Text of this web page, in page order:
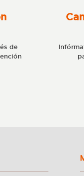
de